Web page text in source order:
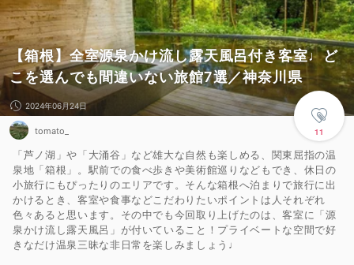
【箱根】全室源泉かけ流し露天風呂付き客室♩ど
こを選んでも間違いない旅館7選／神奈川県
11
2024年06月24日
tomato_
「芦ノ湖」や「大涌谷」など雄大な自然も楽しめる、関東屈指の温
泉地「箱根」。駅前での食べ歩きや美術館巡りなどもでき、休日の
小旅行にもぴったりのエリアです。そんな箱根へ泊まりで旅行に出
かけるとき、客室や食事などこだわりたいポイントは人それぞれ
色々あると思います。その中でも今回取り上げたのは、客室に「源
泉かけ流し露天風呂」が付いていること！プライベートな空間で好
きなだけ温泉三昧な非日常を楽しみましょう♩